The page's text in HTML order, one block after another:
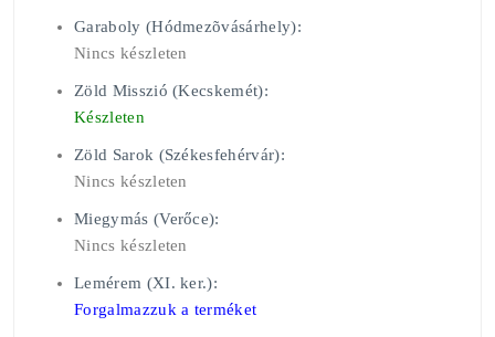
Garaboly (Hódmezõvásárhely):
Nincs készleten
Zöld Misszió (Kecskemét):
Készleten
Zöld Sarok (Székesfehérvár):
Nincs készleten
Miegymás (Verőce):
Nincs készleten
Lemérem (XI. ker.):
Forgalmazzuk a terméket